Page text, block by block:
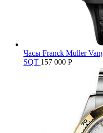
Часы Franck Muller
SQT 157 000 Р